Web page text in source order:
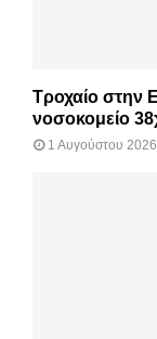
Τροχαίο στην
νοσοκομείο
1 Αυγούστου 2026